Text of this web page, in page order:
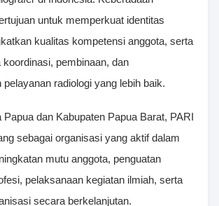
untuk memperkuat identitas
kualitas kompetensi anggota, serta
koordinasi, pembinaan, dan
pelayanan radiologi yang lebih baik.
Papua dan Kabupaten Papua Barat, PARI
sebagai organisasi yang aktif dalam
mutu anggota, penguatan
pelaksanaan kegiatan ilmiah, serta
secara berkelanjutan.